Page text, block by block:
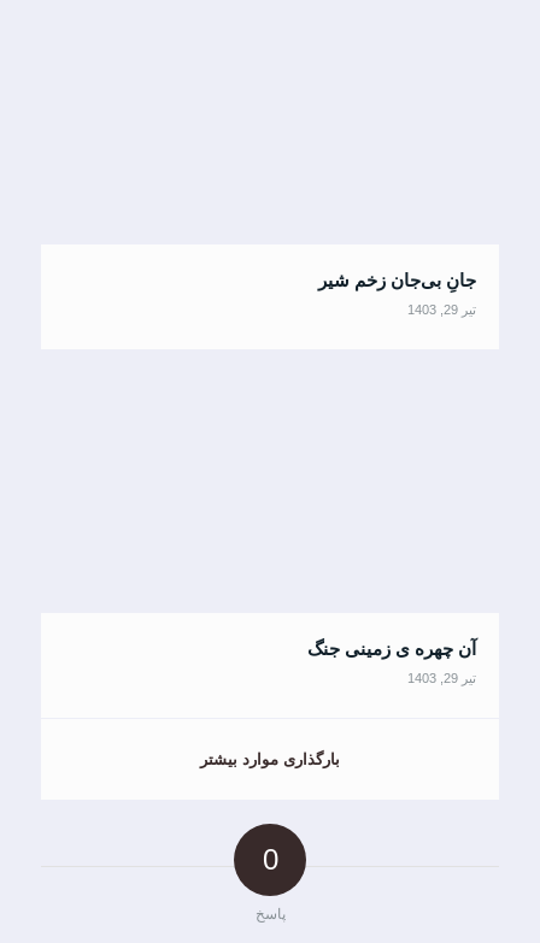
جانِ بی‌جان زخم شیر
تیر 29, 1403
آن چهره ی زمینی جنگ
تیر 29, 1403
بارگذاری موارد بیشتر
0
پاسخ